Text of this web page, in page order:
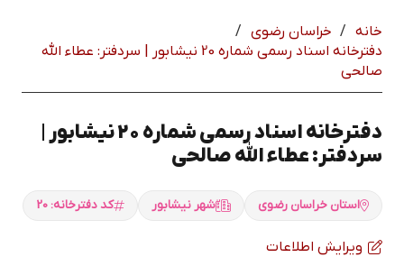
خانه / خراسان رضوي /
دفترخانه اسناد رسمی شماره 20 نيشابور | سردفتر: عطاء الله
صالحي
دفترخانه اسناد رسمی شماره 20 نيشابور |
سردفتر: عطاء الله صالحي
استان خراسان رضوي شهر نيشابور کد دفترخانه: 20
ویرایش اطلاعات